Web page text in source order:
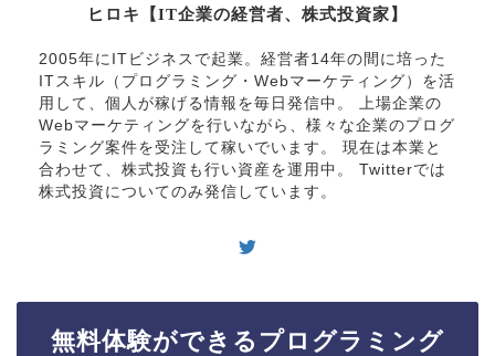
ヒロキ【IT企業の経営者、株式投資家】
2005年にITビジネスで起業。経営者14年の間に培った
ITスキル（プログラミング・Webマーケティング）を活
用して、個人が稼げる情報を毎日発信中。 上場企業の
Webマーケティングを行いながら、様々な企業のプログ
ラミング案件を受注して稼いでいます。 現在は本業と
合わせて、株式投資も行い資産を運用中。 Twitterでは
株式投資についてのみ発信しています。
無料体験ができるプログラミング